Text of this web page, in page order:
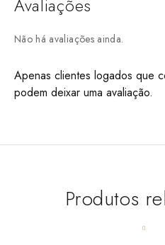
Avaliações
Não há avaliações ainda.
Apenas clientes logados que
podem deixar uma avaliação.
Produtos